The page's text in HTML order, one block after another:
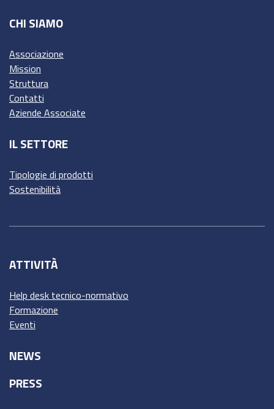
CHI SIAMO
Associazione
Mission
Struttura
Contatti
Aziende Associate
IL SETTORE
Tipologie di prodotti
Sostenibilità
ATTIVITÀ
Help desk tecnico-normativo
Formazione
Eventi
NEWS
PRESS